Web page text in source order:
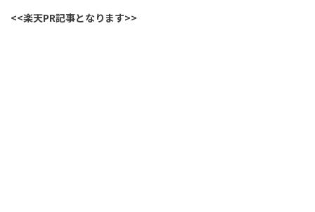
<<楽天PR記事となります>>